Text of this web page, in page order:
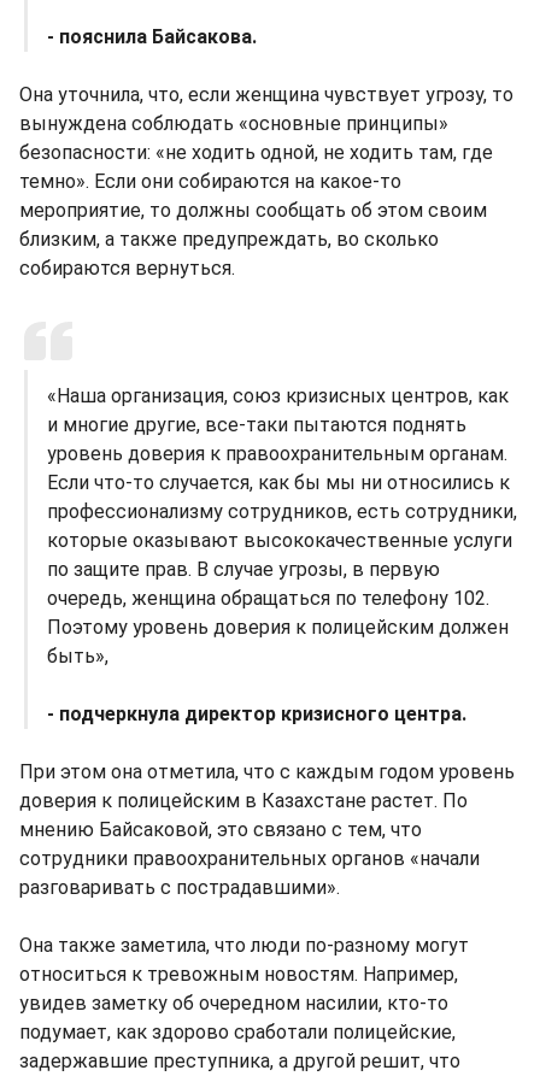
- пояснила Байсакова.
Она уточнила, что, если женщина чувствует угрозу, то
вынуждена соблюдать «основные принципы»
безопасности: «не ходить одной, не ходить там, где
темно». Если они собираются на какое-то
мероприятие, то должны сообщать об этом своим
близким, а также предупреждать, во сколько
собираются вернуться.
«Наша организация, союз кризисных центров, как
и многие другие, все-таки пытаются поднять
уровень доверия к правоохранительным органам.
Если что-то случается, как бы мы ни относились к
профессионализму сотрудников, есть сотрудники,
которые оказывают высококачественные услуги
по защите прав. В случае угрозы, в первую
очередь, женщина обращаться по телефону 102.
Поэтому уровень доверия к полицейским должен
быть»,
- подчеркнула директор кризисного центра.
При этом она отметила, что с каждым годом уровень
доверия к полицейским в Казахстане растет. По
мнению Байсаковой, это связано с тем, что
сотрудники правоохранительных органов «начали
разговаривать с пострадавшими».
Она также заметила, что люди по-разному могут
относиться к тревожным новостям. Например,
увидев заметку об очередном насилии, кто-то
подумает, как здорово сработали полицейские,
задержавшие преступника, а другой решит, что